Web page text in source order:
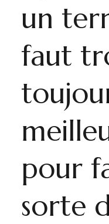
un
faut
pour
sorte